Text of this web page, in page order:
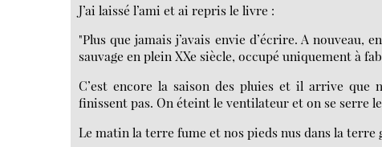
J’ai laissé l’ami et ai repris le livre :
"Plus que jamais j’avais envie d’écrire. A
sauvage en plein XXe siècle, occupé uniquement à
C’est encore la saison des pluies et il arrive que
finissent pas. On éteint le ventilateur et on se serre
Le matin la terre fume et nos pieds nus dans la terre